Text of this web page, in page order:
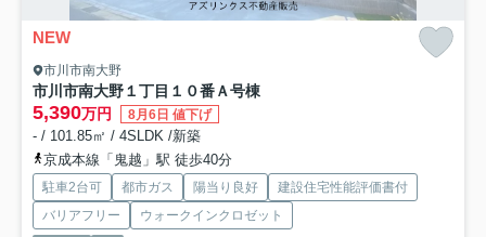
NEW
市川市南大野
市川市南大野１丁目１０番Ａ号棟
5,390万円 8月6日 値下げ
- / 101.85㎡ / 4SLDK /新築
京成本線「鬼越」駅 徒歩40分
駐車2台可 都市ガス 陽当り良好
建設住宅性能評価書付
バリアフリー
ウォークインクロゼット